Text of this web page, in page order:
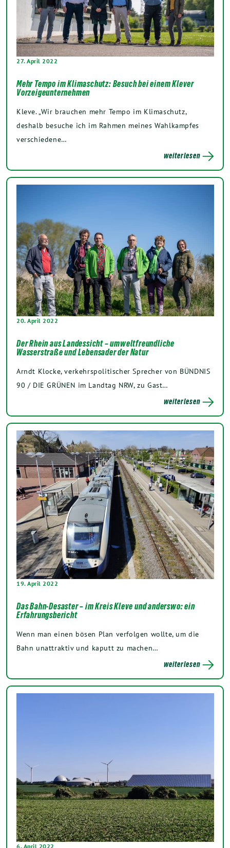
27. April 2022
Mehr Tempo im Klimaschutz: Besuch bei einem Klever
Vorzeigeunternehmen
Kleve. „Wir brauchen mehr Tempo im Klimaschutz,
deshalb besuche ich im Rahmen meines Wahlkampfes
verschiedene…
weiterlesen
20. April 2022
Der Rhein aus Landessicht – umweltfreundliche
Wasserstraße und Lebensader der Natur
Arndt Klocke, verkehrspolitischer Sprecher von BÜNDNIS
90 / DIE GRÜNEN im Landtag NRW, zu Gast…
weiterlesen
19. April 2022
Das Bahn-Desaster – im Kreis Kleve und anderswo: ein
Erfahrungsbericht
Wenn man einen bösen Plan verfolgen wollte, um die
Bahn unattraktiv und kaputt zu machen…
weiterlesen
6. April 2022